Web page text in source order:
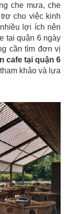
che mưa, che
cho việc kinh
lợi ích nên
tại quận 6 ngày
cần tìm đơn vị
cafe tại quận 6
khảo và lựa